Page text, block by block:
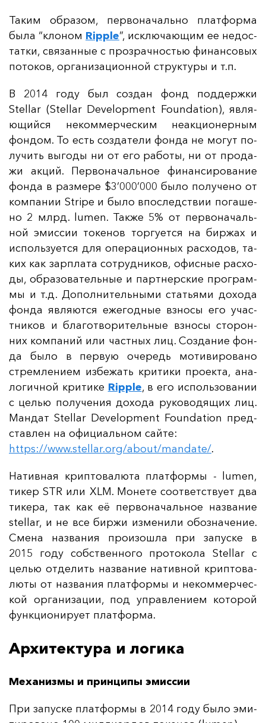
Та­ким об­ра­зом, пер­во­на­чаль­но плат­фор­ма
бы­ла “кло­ном Ripple”, ис­клю­ча­ющим ее не­дос­
тат­ки, свя­зан­ные с проз­рач­ностью фи­нан­со­вых
по­то­ков, ор­га­ни­за­ци­он­ной струк­ту­ры и т.п.
В 2014 го­ду был соз­дан фонд под­дер­жки
Stellar (Stellar Development Foundation), яв­ля­
ющий­ся не­ком­мер­чес­ким не­ак­ци­онер­ным
фон­дом. То есть соз­да­те­ли фон­да не мо­гут по­
лу­чить вы­го­ды ни от его ра­бо­ты, ни от про­да­
жи ак­ций. Пер­во­на­чаль­ное фи­нан­си­ро­ва­ние
фон­да в раз­ме­ре $3’000’000 бы­ло по­лу­че­но от
ком­па­нии Stripe и бы­ло впос­ледс­твии по­га­ше­
но 2 млрд. lumen. Так­же 5% от пер­во­на­чаль­
ной эмис­сии то­ке­нов тор­гу­ет­ся на бир­жах и
ис­поль­зу­ет­ся для опе­ра­ци­он­ных рас­хо­дов, та­
ких как зар­пла­та сот­руд­ни­ков, офис­ные рас­хо­
ды, об­ра­зо­ва­тель­ные и пар­тнер­ские прог­рам­
мы и т.д. До­пол­ни­тель­ны­ми стать­ями до­хо­да
фон­да яв­ля­ют­ся еже­год­ные взно­сы его учас­
тни­ков и бла­гот­во­ри­тель­ные взно­сы сто­рон­
них ком­па­ний или час­тных лиц. Соз­да­ние фон­
да бы­ло в пер­вую оче­редь мо­ти­ви­ро­ва­но
стрем­ле­ни­ем из­бе­жать кри­ти­ки про­ек­та, ана­
ло­гич­ной кри­ти­ке Ripple, в его ис­поль­зо­ва­нии
с целью по­лу­че­ния до­хо­да ру­ко­во­дя­щих лиц.
Ман­дат Stellar Development Foundation пред­
став­лен на офи­ци­аль­ном сай­те:
https://www.stellar.org/about/mandate/.
На­тив­ная крип­то­ва­лю­та плат­фор­мы - lumen,
ти­кер STR или XLM. Мо­не­те со­от­ветс­тву­ет два
ти­ке­ра, так как её пер­во­на­чаль­ное наз­ва­ние
stellar, и не все бир­жи из­ме­ни­ли обоз­на­че­ние.
Сме­на наз­ва­ния про­изош­ла при за­пус­ке в
2015 го­ду собс­твен­но­го про­то­ко­ла Stellar с
целью от­де­лить наз­ва­ние на­тив­ной крип­то­ва­
лю­ты от наз­ва­ния плат­фор­мы и не­ком­мер­чес­
кой ор­га­ни­за­ции, под уп­рав­ле­ни­ем ко­то­рой
фун­кци­они­ру­ет плат­фор­ма.
Архитектура и логика
Механизмы и принципы эмиссии
При за­пус­ке плат­фор­мы в 2014 го­ду бы­ло эми­